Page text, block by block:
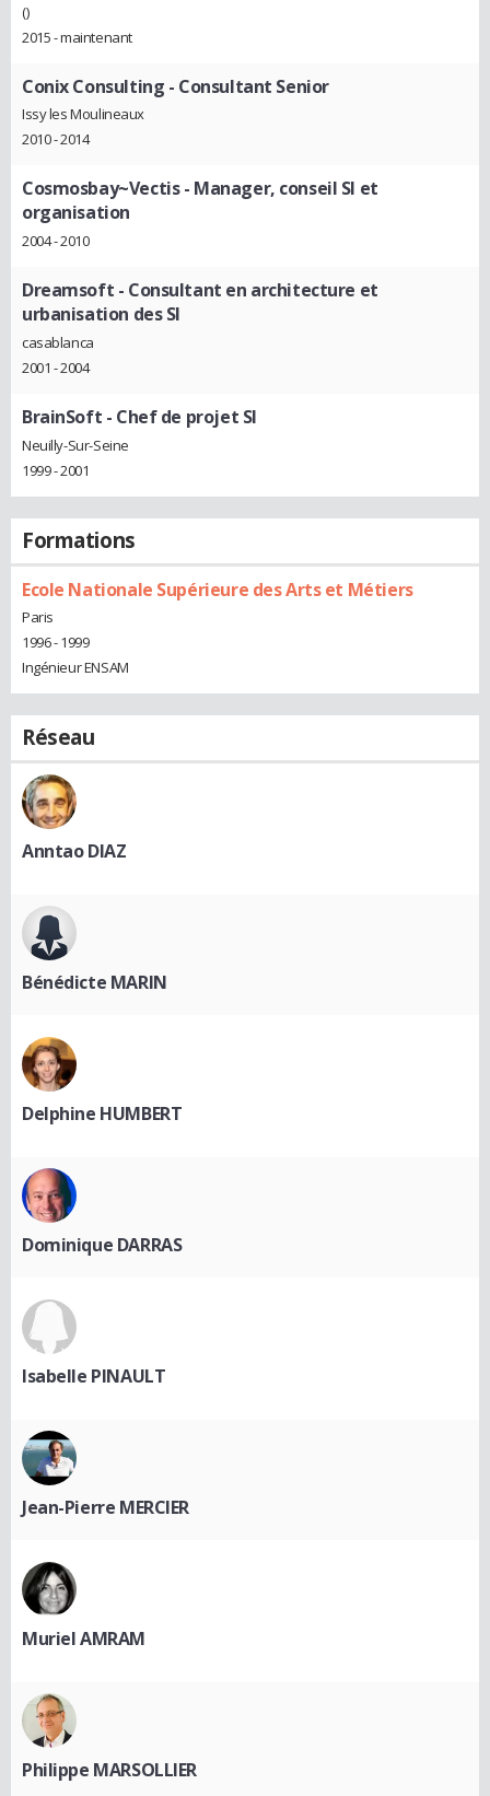
()
2015 - maintenant
Conix Consulting - Consultant Senior
Issy les Moulineaux
2010 - 2014
Cosmosbay~Vectis- Manager, conseil SI et
organisation
2004 - 2010
Dreamsoft - Consultant en architecture et
urbanisation des SI
casablanca
2001 - 2004
BrainSoft - Chef de projet SI
Neuilly-Sur-Seine
1999 - 2001
Formations
Ecole Nationale Supérieure des Arts et Métiers
Paris
1996 - 1999
Ingénieur ENSAM
Réseau
Anntao DIAZ
Bénédicte MARIN
Delphine HUMBERT
Dominique DARRAS
Isabelle PINAULT
Jean-Pierre MERCIER
Muriel AMRAM
Philippe MARSOLLIER